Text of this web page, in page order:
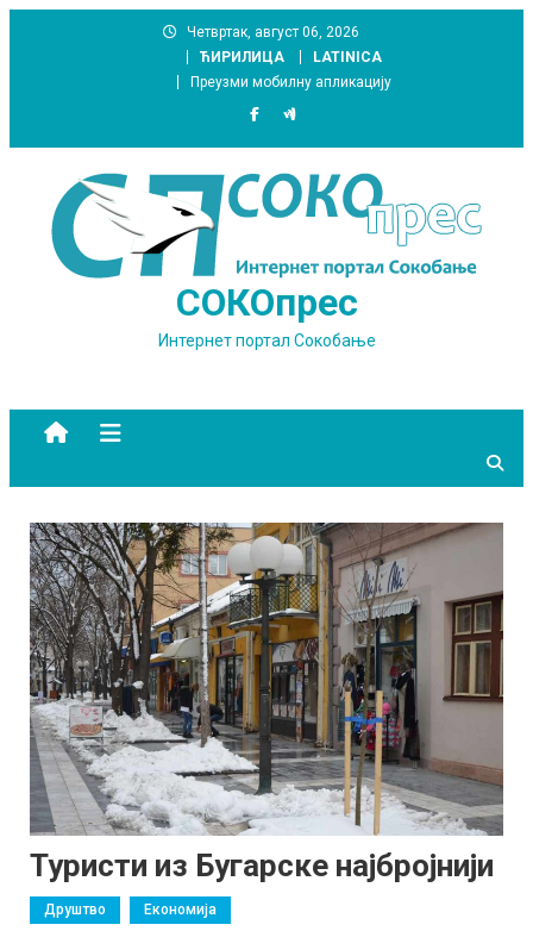
Четвртак, август 06, 2026
ЋИРИЛИЦА
LATINICA
Преузми мобилну апликацију
СОКОпрес
Интернет портал Сокобање
Туристи из Бугарске најбројнији
Друштво Економија